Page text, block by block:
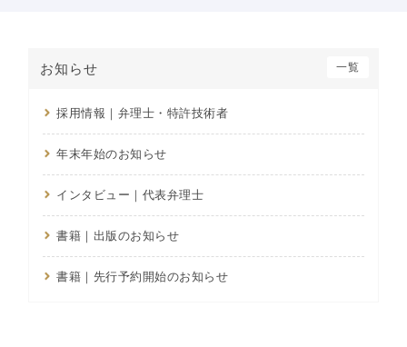
お知らせ 一覧
採用情報｜弁理士・特許技術者
年末年始のお知らせ
インタビュー｜代表弁理士
書籍｜出版のお知らせ
書籍｜先行予約開始のお知らせ